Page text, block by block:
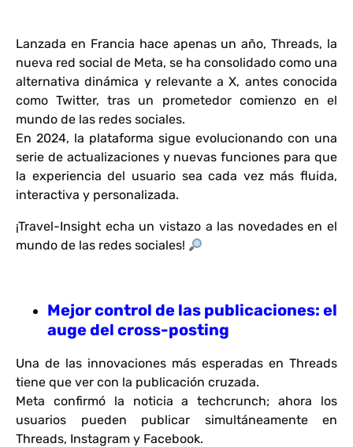
Lanzada en Francia hace apenas un año, Threads, la
nueva red social de Meta, se ha consolidado como una
alternativa dinámica y relevante a X, antes conocida
como Twitter, tras un prometedor comienzo en el
mundo de las redes sociales.
En 2024, la plataforma sigue evolucionando con una
serie de actualizaciones y nuevas funciones para que
la experiencia del usuario sea cada vez más fluida,
interactiva y personalizada.
¡Travel-Insight echa un vistazo a las novedades en el
mundo de las redes sociales!
Mejor control de las publicaciones: el
auge del cross-posting
Una de las innovaciones más esperadas en Threads
tiene que ver con la publicación cruzada.
Meta confirmó la noticia a techcrunch; ahora los
usuarios pueden publicar simultáneamente en
Threads, Instagram y Facebook.